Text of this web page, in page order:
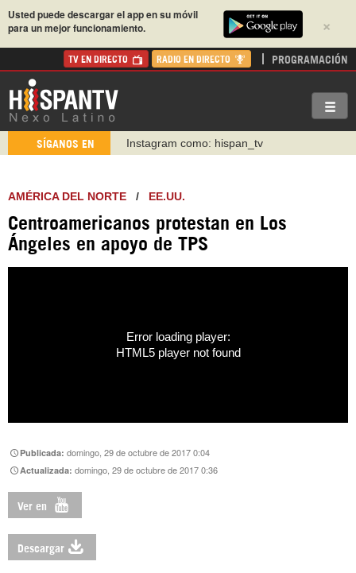
×
Usted puede descargar el app en su móvil
para un mejor funcionamiento.
TV EN DIRECTO RADIO EN DIRECTO PROGRAMACIÓN
SÍGANOS EN
Instagram como: hispan_tv
https://www.youtube.com/@nexo_latino
http://twitter.com/nexo_latino
https://t.me/hispantvcanal
AMÉRICA DEL NORTE / EE.UU.
Centroamericanos protestan en Los
Ángeles en apoyo de TPS
Error loading player:
HTML5 player not found
Publicada:domingo, 29 de octubre de 2017 0:04
Actualizada:domingo, 29 de octubre de 2017 0:36
Ver en
Descargar